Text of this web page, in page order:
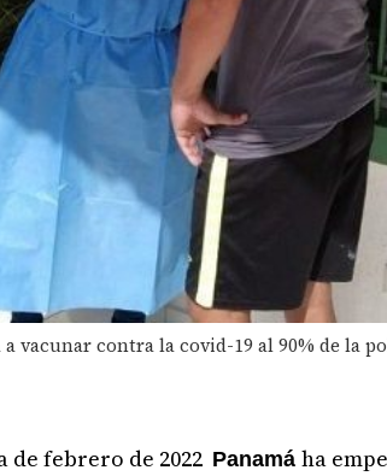
a vacunar contra la covid-19 al 90% de la
de febrero de 2022 Panamáha